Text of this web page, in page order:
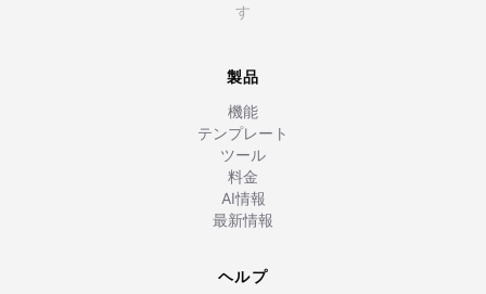
す
製品
機能
テンプレート
ツール
料金
AI情報
最新情報
ヘルプ